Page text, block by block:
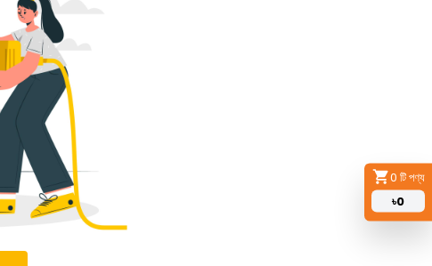
0 টি পণ্য
৳0